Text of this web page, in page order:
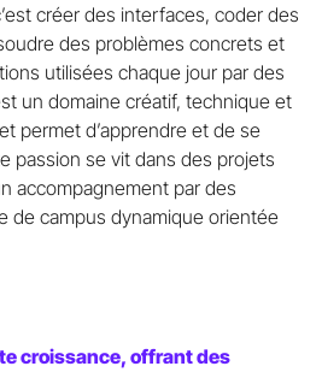
créer des interfaces, coder des
des problèmes concrets et
utilisées chaque jour par des
un domaine créatif, technique et
permet d’apprendre et de se
passion se vit dans des projets
accompagnement par des
de campus dynamique orientée
croissance, offrant des